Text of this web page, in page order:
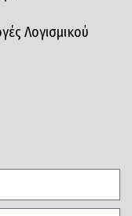
Λογισμικού